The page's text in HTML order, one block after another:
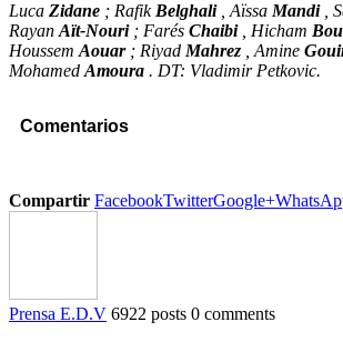
Luca Zidane ; Rafik Belghali, Aïssa Mandi,
Rayan Aït-Nouri; Farés Chaibi, Hicham
Houssem Aouar; Riyad Mahrez , Amine
Mohamed Amoura . DT: Vladimir Petkovic.
Comentarios
Compartir FacebookTwitterGoogle+
Prensa E.D.V 6922 posts 0 comments